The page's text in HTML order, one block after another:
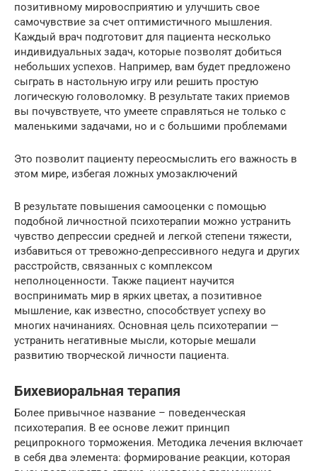
позитивному мировосприятию и улучшить свое
самочувствие за счет оптимистичного мышления.
Каждый врач подготовит для пациента несколько
индивидуальных задач, которые позволят добиться
небольших успехов. Например, вам будет предложено
сыграть в настольную игру или решить простую
логическую головоломку. В результате таких приемов
вы почувствуете, что умеете справляться не только с
маленькими задачами, но и с большими проблемами
Это позволит пациенту переосмыслить его важность в
этом мире, избегая ложных умозаключений
В результате повышения самооценки с помощью
подобной личностной психотерапии можно устранить
чувство депрессии средней и легкой степени тяжести,
избавиться от тревожно-депрессивного недуга и других
расстройств, связанных с комплексом
неполноценности. Также пациент научится
воспринимать мир в ярких цветах, а позитивное
мышление, как известно, способствует успеху во
многих начинаниях. Основная цель психотерапии —
устранить негативные мысли, которые мешали
развитию творческой личности пациента.
Бихевиоральная терапия
Более привычное название – поведенческая
психотерапия. В ее основе лежит принцип
реципрокного торможения. Методика лечения включает
в себя два элемента: формирование реакции, которая